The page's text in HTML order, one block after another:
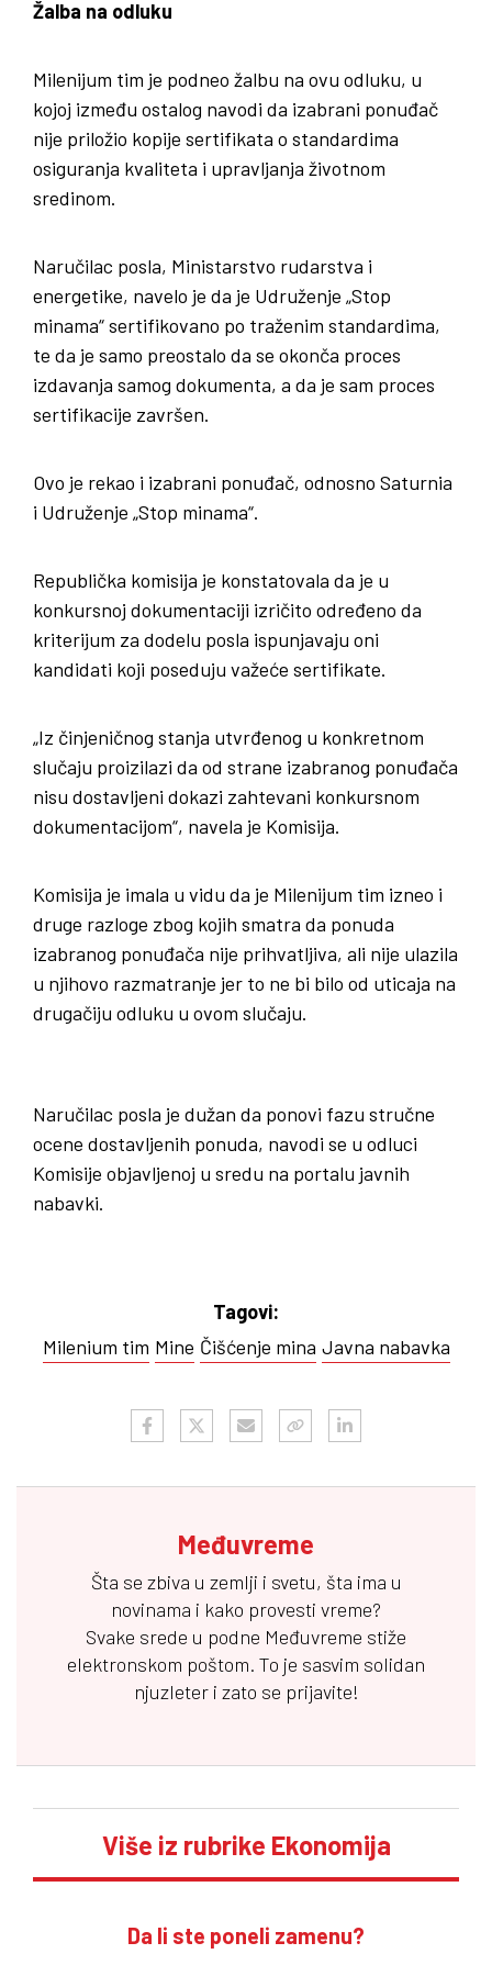
Žalba na odluku
Milenijum tim je podneo žalbu na ovu odluku, u
kojoj između ostalog navodi da izabrani ponuđač
nije priložio kopije sertifikata o standardima
osiguranja kvaliteta i upravljanja životnom
sredinom.
Naručilac posla, Ministarstvo rudarstva i
energetike, navelo je da je Udruženje „Stop
minama“ sertifikovano po traženim standardima,
te da je samo preostalo da se okonča proces
izdavanja samog dokumenta, a da je sam proces
sertifikacije završen.
Ovo je rekao i izabrani ponuđač, odnosno Saturnia
i Udruženje „Stop minama“.
Republička komisija je konstatovala da je u
konkursnoj dokumentaciji izričito određeno da
kriterijum za dodelu posla ispunjavaju oni
kandidati koji poseduju važeće sertifikate.
„Iz činjeničnog stanja utvrđenog u konkretnom
slučaju proizilazi da od strane izabranog ponuđača
nisu dostavljeni dokazi zahtevani konkursnom
dokumentacijom“, navela je Komisija.
Komisija je imala u vidu da je Milenijum tim izneo i
druge razloge zbog kojih smatra da ponuda
izabranog ponuđača nije prihvatljiva, ali nije ulazila
u njihovo razmatranje jer to ne bi bilo od uticaja na
drugačiju odluku u ovom slučaju.
Naručilac posla je dužan da ponovi fazu stručne
ocene dostavljenih ponuda, navodi se u odluci
Komisije objavljenoj u sredu na portalu javnih
nabavki.
Tagovi:
Milenium tim Mine Čišćenje mina Javna nabavka
Međuvreme
Šta se zbiva u zemlji i svetu, šta ima u
novinama i kako provesti vreme?
Svake srede u podne Međuvreme stiže
elektronskom poštom. To je sasvim solidan
njuzleter i zato se prijavite!
Više iz rubrike Ekonomija
Da li ste poneli zamenu?